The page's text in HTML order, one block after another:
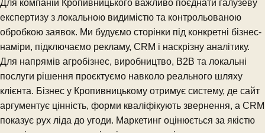
Для компаній Кропивницького важливо поєднати галузеву
експертизу з локальною видимістю та контрольованою
обробкою заявок. Ми будуємо сторінки під конкретні бізнес-
наміри, підключаємо рекламу, CRM і наскрізну аналітику.
Для напрямів агробізнес, виробництво, B2B та локальні
послуги рішення проєктуємо навколо реального шляху
клієнта. Бізнес у Кропивницькому отримує систему, де сайт
аргументує цінність, форми кваліфікують звернення, а CRM
показує рух ліда до угоди. Маркетинг оцінюється за якістю